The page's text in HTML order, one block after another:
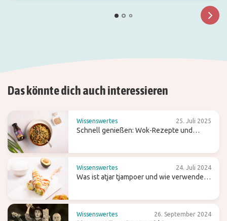
Das könnte dich auch interessieren
Wissenswertes 25. Juli 2025
Schnell genießen: Wok-Rezepte und
Wissenswertes 24. Juli 2024
Was ist atjar tjampoer und wie verwendest
Wissenswertes 26. September 2024